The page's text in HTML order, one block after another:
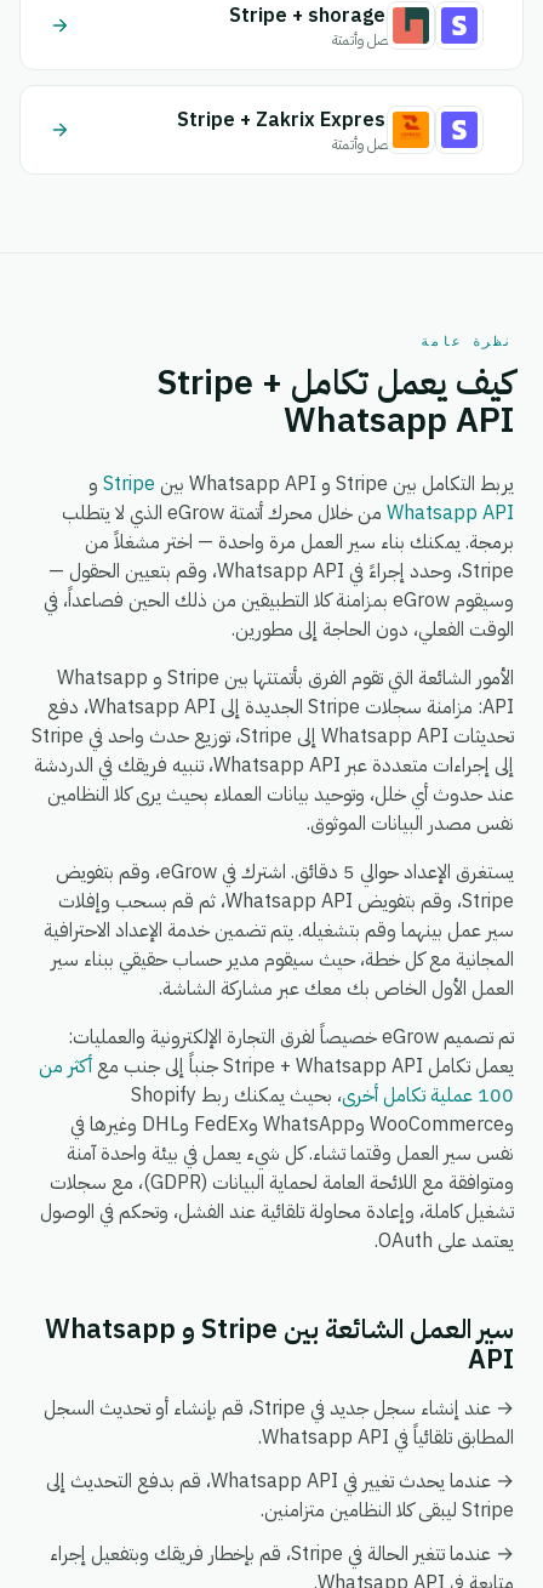
Stripe + shorages
اتصل وأتمتة
Stripe + Zakrix Express
اتصل وأتمتة
نظرة عامة
كيف يعمل تكامل Stripe +
Whatsapp API
يربط التكامل بين Stripe و Whatsapp API بين Stripe و
Whatsapp API
من خلال محرك أتمتة eGrow الذي لا يتطلب
برمجة. يمكنك بناء سير العمل مرة واحدة — اختر مشغلاً من
Stripe، وحدد إجراءً في Whatsapp API، وقم بتعيين الحقول —
وسيقوم eGrow بمزامنة كلا التطبيقين من ذلك الحين فصاعداً، في
الوقت الفعلي، دون الحاجة إلى مطورين.
الأمور الشائعة التي تقوم الفرق بأتمتتها بين Stripe و Whatsapp
API: مزامنة سجلات Stripe الجديدة إلى Whatsapp API، دفع
تحديثات Whatsapp API إلى Stripe، توزيع حدث واحد في Stripe
إلى إجراءات متعددة عبر Whatsapp API، تنبيه فريقك في الدردشة
عند حدوث أي خلل، وتوحيد بيانات العملاء بحيث يرى كلا النظامين
نفس مصدر البيانات الموثوق.
يستغرق الإعداد حوالي 5 دقائق. اشترك في eGrow، وقم بتفويض
Stripe، وقم بتفويض Whatsapp API، ثم قم بسحب وإفلات
سير عمل بينهما وقم بتشغيله. يتم تضمين خدمة الإعداد الاحترافية
المجانية مع كل خطة، حيث سيقوم مدير حساب حقيقي ببناء سير
العمل الأول الخاص بك معك عبر مشاركة الشاشة.
تم تصميم eGrow خصيصاً لفرق التجارة الإلكترونية والعمليات:
يعمل تكامل Stripe + Whatsapp API جنباً إلى جنب مع
أكثر من
100 عملية تكامل أخرى
، بحيث يمكنك ربط Shopify
وWooCommerce وWhatsApp وFedEx وDHL وغيرها في
نفس سير العمل وقتما تشاء. كل شيء يعمل في بيئة واحدة آمنة
ومتوافقة مع اللائحة العامة لحماية البيانات (GDPR)، مع سجلات
تشغيل كاملة، وإعادة محاولة تلقائية عند الفشل، وتحكم في الوصول
يعتمد على OAuth.
سير العمل الشائعة بين Stripe و Whatsapp
API
→ عند إنشاء سجل جديد في Stripe، قم بإنشاء أو تحديث السجل
المطابق تلقائياً في Whatsapp API.
→ عندما يحدث تغيير في Whatsapp API، قم بدفع التحديث إلى
Stripe ليبقى كلا النظامين متزامنين.
→ عندما تتغير الحالة في Stripe، قم بإخطار فريقك وبتفعيل إجراء